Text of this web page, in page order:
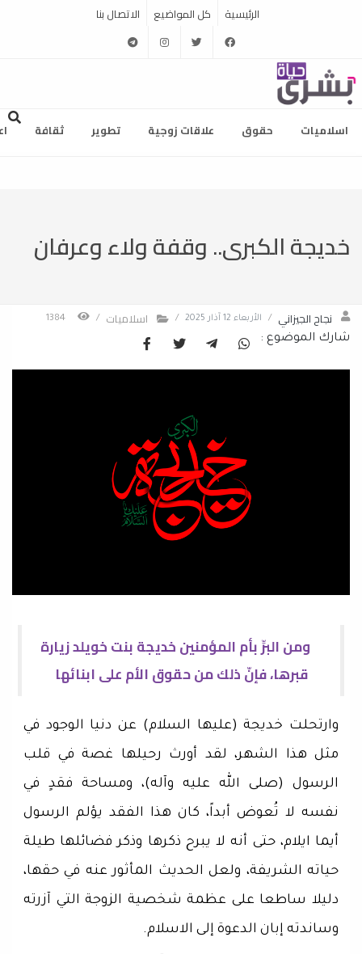
الرئيسية كل المواضيع الاتصال بنا
facebook
twitter
instagram
telegram
اسلاميات حقوق علاقات زوجية تطوير ثقافة
خديجة الكبرى.. وقفة ولاء وعرفان
نجاح الجيزاني / الأربعاء 12 آذار 2025 / اسلاميات /
شارك الموضوع :
ومن البرِّ بأم المؤمنين خديجة بنت خويلد زيارة
قبرها، فإنّ ذلك من حقوق الأم على ابنائها
وارتحلت خديجة (عليها السلام) عن دنيا الوجود في
مثل هذا الشهر، لقد أورث رحيلها غصة في قلب
الرسول (صلى الله عليه وآله)، ومساحة فقدٍ في
نفسه لا تُعوض أبداً، كان هذا الفقد يؤلم الرسول
أيما ايلام، حتى أنه لا يبرح ذكرها وذكر فضائلها طيلة
حياته الشريفة، ولعل الحديث المأثور عنه في حقها،
دليلا ساطعا على عظمة شخصية الزوجة التي آزرته
وساندته إبان الدعوة إلى الاسلام.